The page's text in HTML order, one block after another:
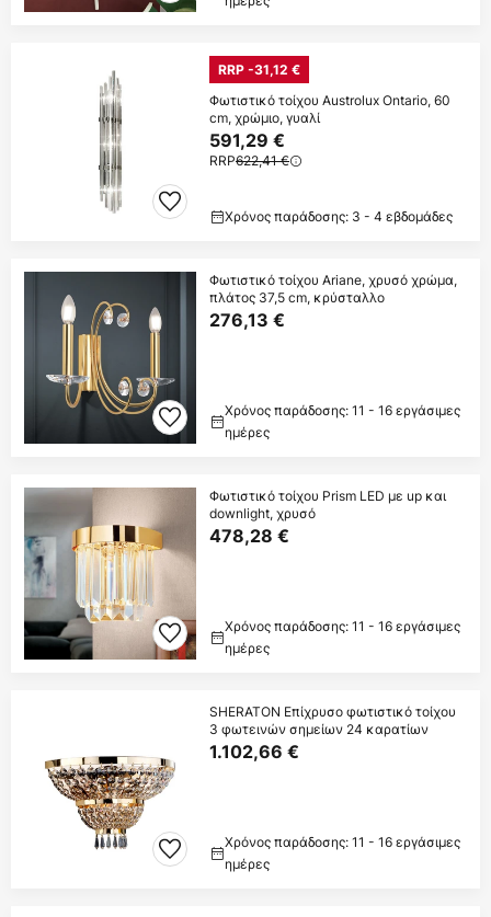
RRP -31,12 €
Φωτιστικό τοίχου Austrolux Ontario, 60
cm, χρώμιο, γυαλί
591,29 €
RRP622,41 €
Χρόνος παράδοσης: 3 - 4 εβδομάδες
Φωτιστικό τοίχου Ariane, χρυσό χρώμα,
πλάτος 37,5 cm, κρύσταλλο
276,13 €
Χρόνος παράδοσης: 11 - 16 εργάσιμες
ημέρες
Φωτιστικό τοίχου Prism LED με up και
downlight, χρυσό
478,28 €
Χρόνος παράδοσης: 11 - 16 εργάσιμες
ημέρες
SHERATON Επίχρυσο φωτιστικό τοίχου
3 φωτεινών σημείων 24 καρατίων
1.102,66 €
Χρόνος παράδοσης: 11 - 16 εργάσιμες
ημέρες